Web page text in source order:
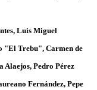
Luis Miguel
"El Trebu", Carmen de
Pedro Pérez
Fernández, Pepe